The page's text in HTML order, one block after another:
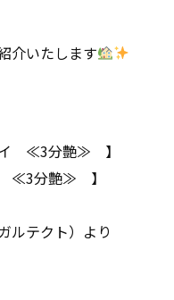
介いたします
イ ≪3分艶≫ 】
≪3分艶≫ 】
ルテクト）より